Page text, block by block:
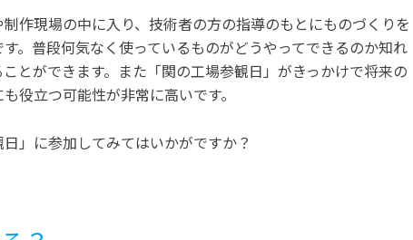
作現場の中に入り、技術者の方の指導のもとにものづくりを
。普段何気なく使っているものがどうやってできるのか知れ
とができます。また「関の工場参観日」がきっかけで将来の
役立つ可能性が非常に高いです。
」に参加してみてはいかがですか？